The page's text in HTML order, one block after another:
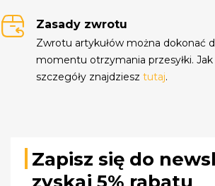
Zasady zwrotu
Zwrotu artykułów można dokonać
momentu otrzymania przesyłki.
szczegóły znajdziesztutaj.
Zapisz się do